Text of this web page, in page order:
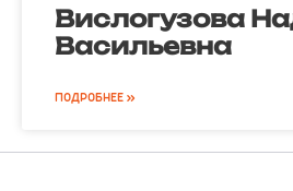
Вислогузова
Васильевна
ПОДРОБНЕЕ »